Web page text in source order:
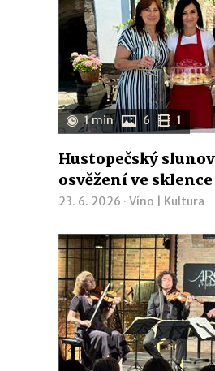
1 min 6 1
Hustopečský
osvěžení ve sklence
23. 6. 2026 · Víno Kultura